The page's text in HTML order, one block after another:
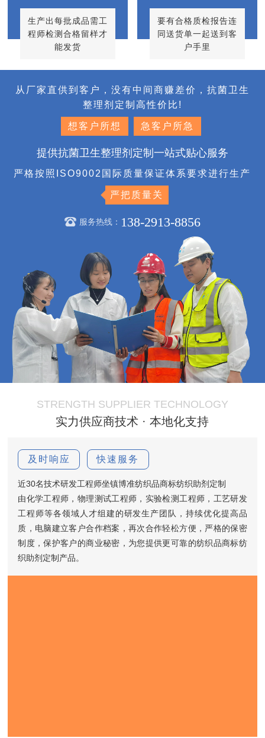
生产出每批成品需工
程师检测合格留样才
能发货
要有合格质检报告连
同送货单一起送到客
户手里
从厂家直供到客户，没有中间商赚差价，抗菌卫生
整理剂定制高性价比!
想客户所想 急客户所急
提供抗菌卫生整理剂定制一站式贴心服务
严格按照ISO9002国际质量保证体系要求进行生产
严把质量关
服务热线： 138-2913-8856
STRENGTH SUPPLIER TECHNOLOGY
实力供应商技术 · 本地化支持
及时响应 快速服务
近30名技术研发工程师坐镇博准纺织品商标纺织助剂定制
由化学工程师，物理测试工程师，实验检测工程师，工艺研发
工程师等各领域人才组建的研发生产团队，持续优化提高品
质，电脑建立客户合作档案，再次合作轻松方便，严格的保密
制度，保护客户的商业秘密，为您提供更可靠的纺织品商标纺
织助剂定制产品。